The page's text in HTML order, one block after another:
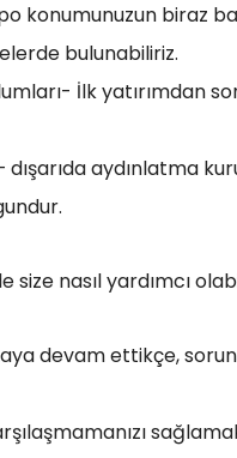
konumunuzun biraz
bulunabiliriz.
İlk yatırımdan
dışarıda aydınlatma
nasıl yardımcı
devam ettikçe,